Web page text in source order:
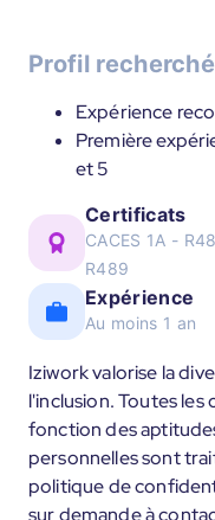
Profil recherché
Expérience
Première
et 5
Certificats
CACES 1A -
R489
Expérience
Au moins 1 an
Iziwork valorise la
l'inclusion. Toutes
fonction des
personnelles sont
politique de
sur demande à